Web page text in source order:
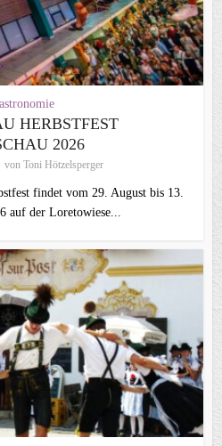
HERBSTFEST
2026
von Toni Hötzelsperger
findet vom 29. August bis 13.
auf der Loretowiese...